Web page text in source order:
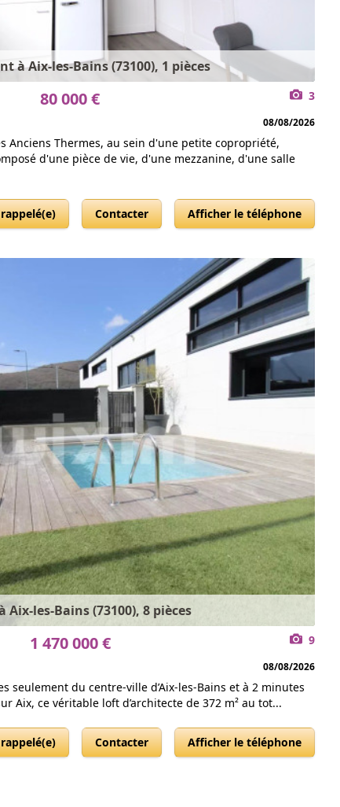
à Aix-les-Bains (73100), 1 pièces
80 000 € 3
08/08/2026
Anciens Thermes, au sein d'une petite copropriété,
d'une pièce de vie, d'une mezzanine, d'une salle
Contacter Afficher le téléphone
Aix-les-Bains (73100), 8 pièces
1 470 000 € 9
08/08/2026
seulement du centre-ville d’Aix-les-Bains et à 2 minutes
Aix, ce véritable loft d’architecte de 372 m² au tot...
Contacter Afficher le téléphone